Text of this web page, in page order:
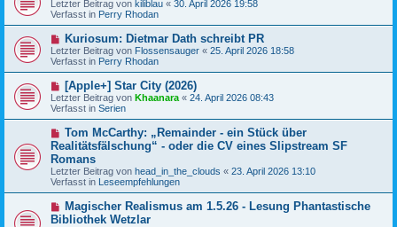
g
e
i
t
a
g
u
e
B
e
i
t
a
g
Letzter Beitrag von kiliblau « 30. April 2026 19:58
Verfasst in Perry Rhodan
N
e
u
e
B
e
i
t
a
g
Kuriosum: Dietmar Dath schreibt PR
Letzter Beitrag von Flossensauger « 25. April 2026 18:58
Verfasst in Perry Rhodan
N
e
u
e
e
i
t
r
g
[Apple+] Star City (2026)
Letzter Beitrag von Khaanara « 24. April 2026 08:43
Verfasst in Serien
N
u
e
r
B
e
t
Tom McCarthy: „Remainder - ein Stück über
Realitätsfälschung“ - oder die CV eines Slipstream SF
Romans
Letzter Beitrag von head_in_the_clouds « 23. April 2026 13:10
Verfasst in Leseempfehlungen
N
e
u
Magischer Realismus am 1.5.26 - Lesung Phantastische
Bibliothek Wetzlar